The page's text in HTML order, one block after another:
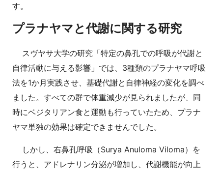
す。
プラナヤマと代謝に関する研究
スヴヤサ大学の研究「特定の鼻孔での呼吸が代謝と
自律活動に与える影響」では、3種類のプラナヤマ呼吸
法を1か月実践させ、基礎代謝と自律神経の変化を調べ
ました。すべての群で体重減少が見られましたが、同
時にベジタリアン食と運動も行っていたため、プラナ
ヤマ単独の効果は確定できませんでした。
しかし、右鼻孔呼吸（Surya Anuloma Viloma）を
行うと、アドレナリン分泌が増加し、代謝機能が向上